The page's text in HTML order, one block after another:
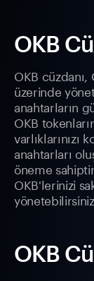
OKB
OKB cüzdanı,
üzerinde
anahtarların
OKB
anahtarları
öneme
OKB'lerinizi
OKB